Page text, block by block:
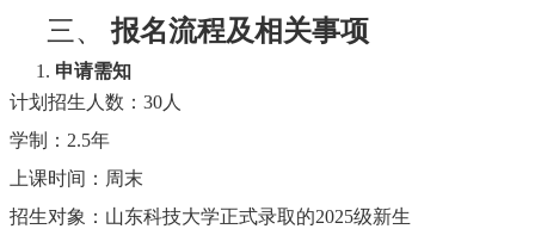
三、报名流程及相关事项
1. 申请需知
计划招生人数：30人
学制： 2.5年
上课时间：周末
招生对象：山东科技大学正式录取的2025级新生